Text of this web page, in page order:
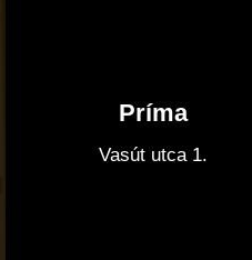
Príma
Vasút utca 1.